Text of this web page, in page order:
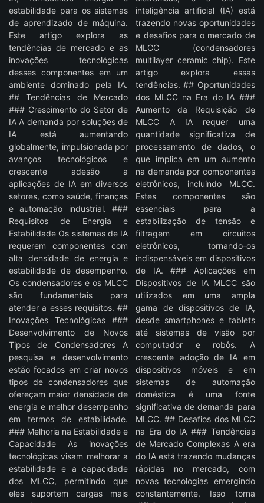
estabilidade para os sistemas
de aprendizado de máquina.
Este artigo explora as
tendências de mercado e as
inovações tecnológicas
desses componentes em um
ambiente dominado pela IA.
## Tendências de Mercado
### Crescimento do Setor de
IA A demanda por soluções de
IA está aumentando
globalmente, impulsionada por
avanços tecnológicos e
crescente adesão a
aplicações de IA em diversos
setores, como saúde, finanças
e automação industrial. ###
Requisitos de Energia e
Estabilidade Os sistemas de IA
requerem componentes com
alta densidade de energia e
estabilidade de desempenho.
Os condensadores e os MLCC
são fundamentais para
atender a esses requisitos. ##
Inovações Tecnológicas ###
Desenvolvimento de Novos
Tipos de Condensadores A
pesquisa e desenvolvimento
estão focados em criar novos
tipos de condensadores que
ofereçam maior densidade de
energia e melhor desempenho
em termos de estabilidade.
### Melhoria na Estabilidade e
Capacidade As inovações
tecnológicas visam melhorar a
estabilidade e a capacidade
dos MLCC, permitindo que
eles suportem cargas mais
inteligência artificial (IA) está
trazendo novas oportunidades
e desafios para o mercado de
MLCC (condensadores
multilayer ceramic chip). Este
artigo explora essas
tendências. ## Oportunidades
dos MLCC na Era do IA ###
Aumento da Requisição de
MLCC A IA requer uma
quantidade significativa de
processamento de dados, o
que implica em um aumento
na demanda por componentes
eletrônicos, incluindo MLCC.
Estes componentes são
essenciais para a
estabilização de tensão e
filtragem em circuitos
eletrônicos, tornando-os
indispensáveis em dispositivos
de IA. ### Aplicações em
Dispositivos de IA MLCC são
utilizados em uma ampla
gama de dispositivos de IA,
desde smartphones e tablets
até sistemas de visão por
computador e robôs. A
crescente adoção de IA em
dispositivos móveis e em
sistemas de automação
doméstica é uma fonte
significativa de demanda para
MLCC. ## Desafios dos MLCC
na Era do IA ### Tendências
de Mercado Complexas A era
do IA está trazendo mudanças
rápidas no mercado, com
novas tecnologias emergindo
constantemente. Isso torna